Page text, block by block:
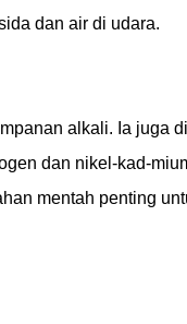
dan air di udara.
alkali. Ia juga
dan nikel-kad-
mentah penting